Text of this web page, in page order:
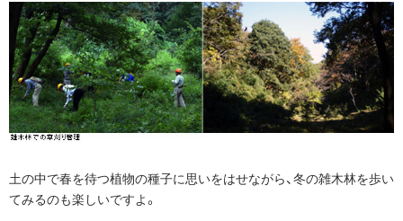
土の中で春を待つ植物の種子に思いをはせながら、冬の雑木林を歩い
てみるのも楽しいですよ。